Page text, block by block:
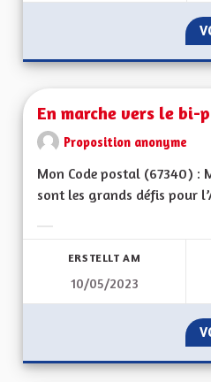
En marche vers le
Proposition anonyme
Mon Code postal (67340) :
sont les grands défis pour
ERSTELLT AM
10/05/2023